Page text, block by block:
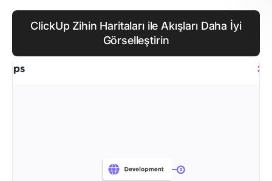
ClickUp Zihin Haritaları ile Akışları Daha İyi
Görselleştirin